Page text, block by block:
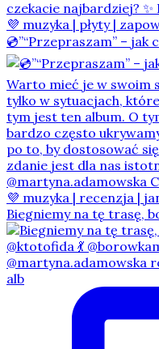
💿”“Przepraszam” – jak
Biegniemy na tę trasę,
@martyna.adamowska
alb